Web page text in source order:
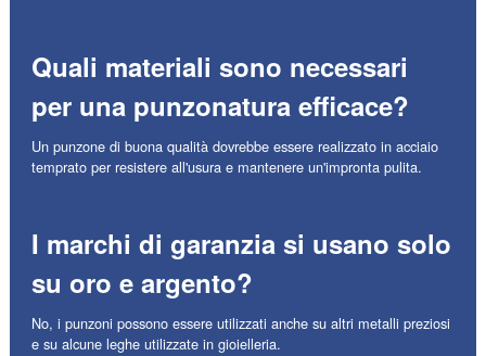
Quali materiali sono necessari
per una punzonatura efficace?
Un punzone di buona qualità dovrebbe essere realizzato in acciaio
temprato per resistere all'usura e mantenere un'impronta pulita.
I marchi di garanzia si usano solo
su oro e argento?
No, i punzoni possono essere utilizzati anche su altri metalli preziosi
e su alcune leghe utilizzate in gioielleria.